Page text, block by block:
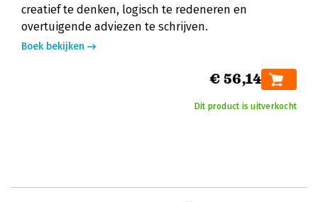
creatief te denken, logisch te redeneren en
overtuigende adviezen te schrijven.
Boek bekijken
€ 56,14
Dit product is uitverkocht